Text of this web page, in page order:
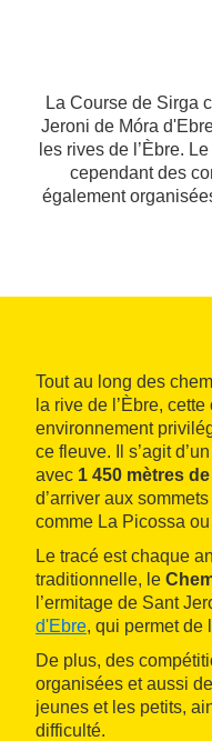
La Course de Sirga
Jeroni de Móra
les rives de l’Èbre.
cependant des
également
Tout au long des
la rive de l’Èbre,
environnement
ce fleuve. Il s’agit
avec 1 450 mètres
d’arriver aux
comme La Picossa
Le tracé est chaque
traditionnelle, le
l’ermitage de Sant
d'Ebre, qui permet de
De plus, des
organisées et aussi de
jeunes et les petits,
difficulté.